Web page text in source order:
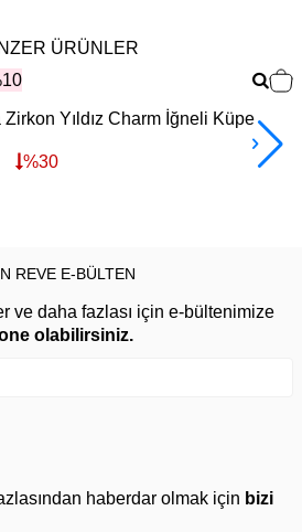
ÜRÜNLER
Yıldız Charm İğneli Küpe
%30
REVE E-BÜLTEN
ve daha fazlası için e-bültenimize
olabilirsiniz.
haberdar olmak için bizi